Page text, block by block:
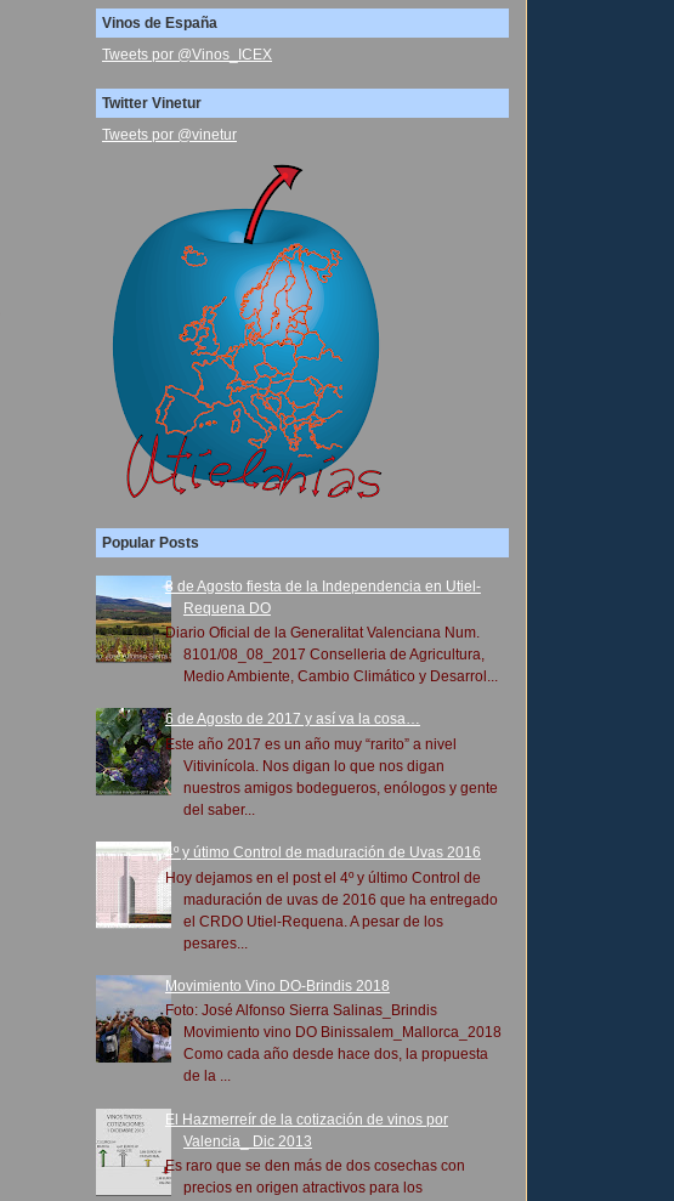
Vinos de España
Tweets por @Vinos_ICEX
Twitter Vinetur
Tweets por @vinetur
Popular Posts
8 de Agosto fiesta de la Independencia en Utiel-
Requena DO
Diario Oficial de la Generalitat Valenciana Num.
8101/08_08_2017 Conselleria de Agricultura,
Medio Ambiente, Cambio Climático y Desarrol...
6 de Agosto de 2017 y así va la cosa…
Este año 2017 es un año muy “rarito” a nivel
Vitivinícola. Nos digan lo que nos digan
nuestros amigos bodegueros, enólogos y gente
del saber...
4º y útimo Control de maduración de Uvas 2016
Hoy dejamos en el post el 4º y último Control de
maduración de uvas de 2016 que ha entregado
el CRDO Utiel-Requena. A pesar de los
pesares...
Movimiento Vino DO-Brindis 2018
Foto: José Alfonso Sierra Salinas_Brindis
Movimiento vino DO Binissalem_Mallorca_2018
Como cada año desde hace dos, la propuesta
de la ...
El Hazmerreír de la cotización de vinos por
Valencia_ Dic 2013
Es raro que se den más de dos cosechas con
precios en origen atractivos para los